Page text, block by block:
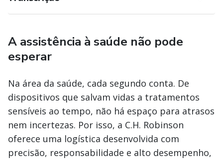
A assistência à saúde não pode
esperar
Na área da saúde, cada segundo conta. De
dispositivos que salvam vidas a tratamentos
sensíveis ao tempo, não há espaço para atrasos
nem incertezas. Por isso, a C.H. Robinson
oferece uma logística desenvolvida com
precisão, responsabilidade e alto desempenho,